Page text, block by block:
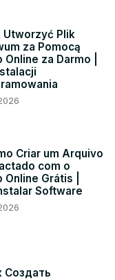
Utworzyć Plik
za Pomocą
Online za Darmo |
Criar um Arquivo
com o
Online Grátis |
Software
Создать